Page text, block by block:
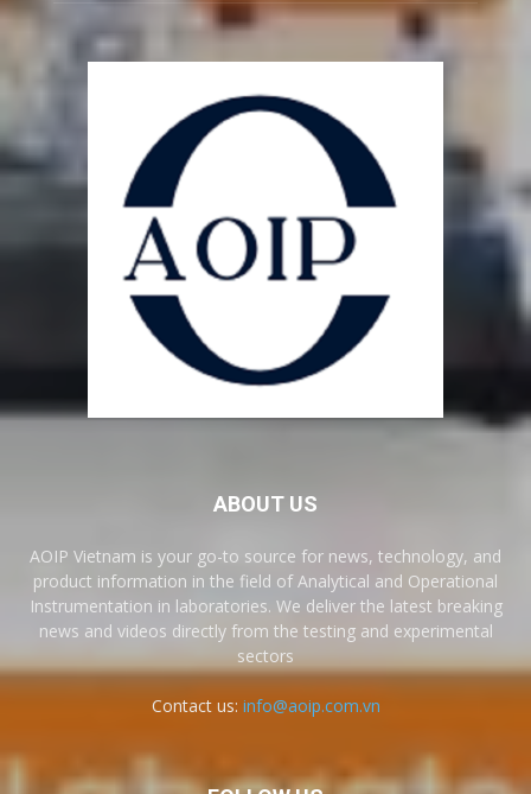
ABOUT US
AOIP Vietnam is your go-to source for news, technology, and
product information in the field of Analytical and Operational
Instrumentation in laboratories. We deliver the latest breaking
news and videos directly from the testing and experimental
sectors
Contact us: info@aoip.com.vn